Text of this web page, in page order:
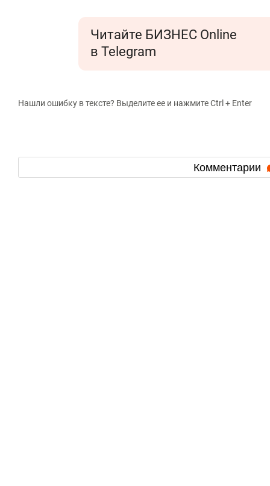
Читайте БИЗНЕС Online
в Telegram
Нашли ошибку в тексте? Выделите ее и нажмите Ctrl + Enter
Комментарии